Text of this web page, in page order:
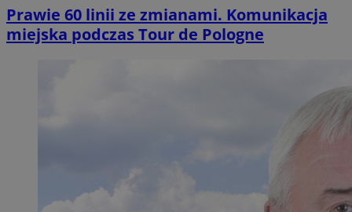
Prawie 60 linii ze zmianami. Komunikacja
miejska podczas Tour de Pologne